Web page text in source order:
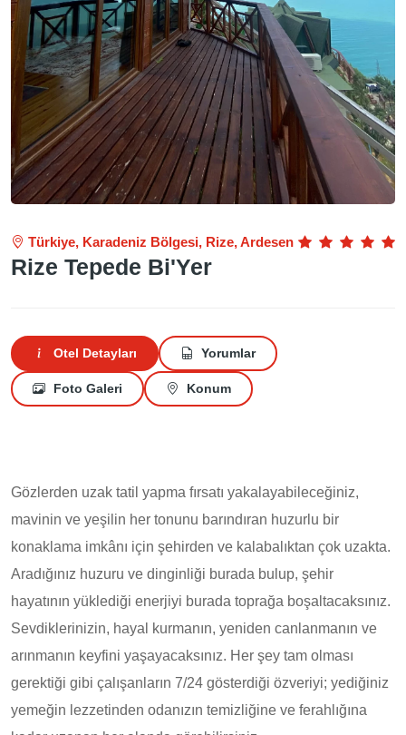
Türkiye, Karadeniz Bölgesi, Rize, Ardesen
Rize Tepede Bi'Yer
Otel Detayları Yorumlar
Foto Galeri Konum
Gözlerden uzak tatil yapma fırsatı yakalayabileceğiniz,
mavinin ve yeşilin her tonunu barındıran huzurlu bir
konaklama imkânı için şehirden ve kalabalıktan çok uzakta.
Aradığınız huzuru ve dinginliği burada bulup, şehir
hayatının yüklediği enerjiyi burada toprağa boşaltacaksınız.
Sevdiklerinizin, hayal kurmanın, yeniden canlanmanın ve
arınmanın keyfini yaşayacaksınız. Her şey tam olması
gerektiği gibi çalışanların 7/24 gösterdiği özveriyi; yediğiniz
yemeğin lezzetinden odanızın temizliğine ve ferahlığına